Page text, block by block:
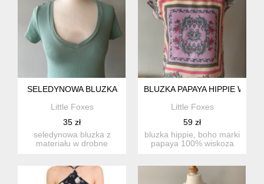
SELEDYNOWA BLUZKA
Little Foxes
35 zł
seledynowa bluzka z
materiału w drobne
BLUZKA PAPAYA HIPPIE
Little Foxes
59 zł
bluzka hippie, boho marki
papaya 100% wiskoza